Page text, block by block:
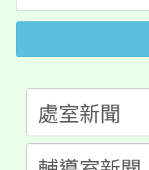
田徑場
桃園市
視費優
半價優
者。
大園自
份教師
大溪自
份教師研
淨零綠
會
115年食